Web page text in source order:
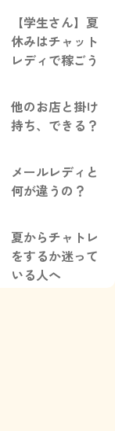
【学生さん】夏
休みはチャット
レディで稼ごう
他のお店と掛け
持ち、できる？
メールレディと
何が違うの？
夏からチャトレ
をするか迷って
いる人へ